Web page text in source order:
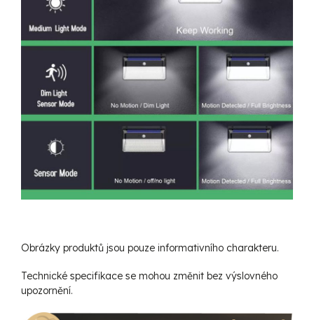
Obrázky produktů jsou pouze informativního charakteru.
Technické specifikace se mohou změnit bez výslovného
upozornění.